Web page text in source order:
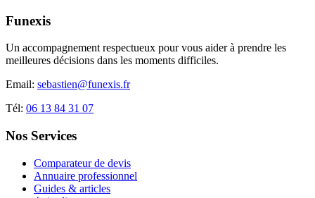
Funexis
Un accompagnement respectueux pour vous aider à prendre les
meilleures décisions dans les moments difficiles.
Email: sebastien@funexis.fr
Tél: 06 13 84 31 07
Nos Services
Comparateur de devis
Annuaire professionnel
Guides & articles